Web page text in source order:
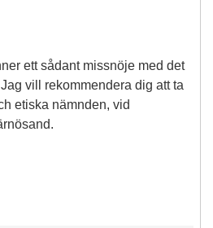
ett sådant missnöje med det
vill rekommendera dig att ta
etiska nämnden, vid